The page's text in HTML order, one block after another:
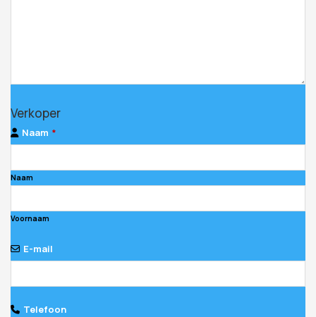
Verkoper
Naam *
Naam
Voornaam
E-mail
Telefoon